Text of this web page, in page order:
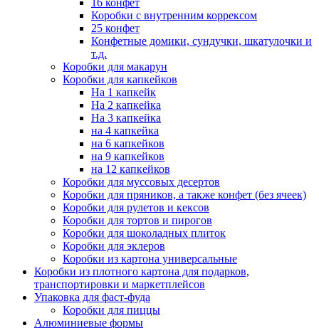
16 конфет
Коробки с внутренним коррексом
25 конфет
Конфетные домики, сундучки, шкатулочки и
т.д.
Коробки для макарун
Коробки для капкейков
На 1 капкейк
На 2 капкейка
На 3 капкейка
на 4 капкейка
на 6 капкейков
на 9 капкейков
на 12 капкейков
Коробки для муссовых десертов
Коробки для пряников, а также конфет (без ячеек)
Коробки для рулетов и кексов
Коробки для тортов и пирогов
Коробки для шоколадных плиток
Коробки для эклеров
Коробки из картона универсальные
Коробки из плотного картона для подарков,
транспортировки и маркетплейсов
Упаковка для фаст-фуда
Коробки для пиццы
Алюминиевые формы